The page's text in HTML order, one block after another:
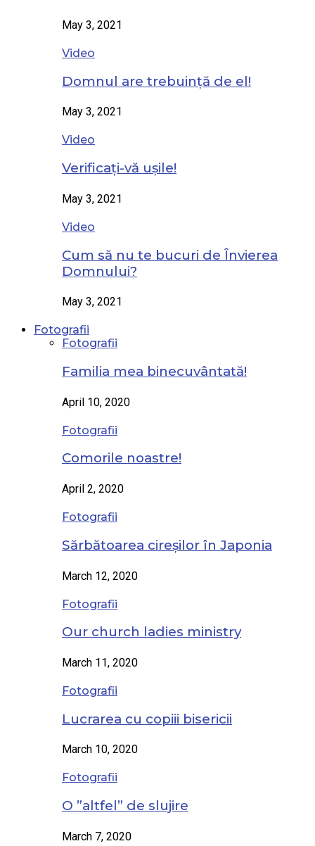
May 3, 2021
Video
Domnul are trebuință de el!
May 3, 2021
Video
Verificați-vă ușile!
May 3, 2021
Video
Cum să nu te bucuri de Învierea
Domnului?
May 3, 2021
Fotografii
Fotografii
Familia mea binecuvântată!
April 10, 2020
Fotografii
Comorile noastre!
April 2, 2020
Fotografii
Sărbătoarea cireșilor în Japonia
March 12, 2020
Fotografii
Our church ladies ministry
March 11, 2020
Fotografii
Lucrarea cu copiii bisericii
March 10, 2020
Fotografii
O ”altfel” de slujire
March 7, 2020